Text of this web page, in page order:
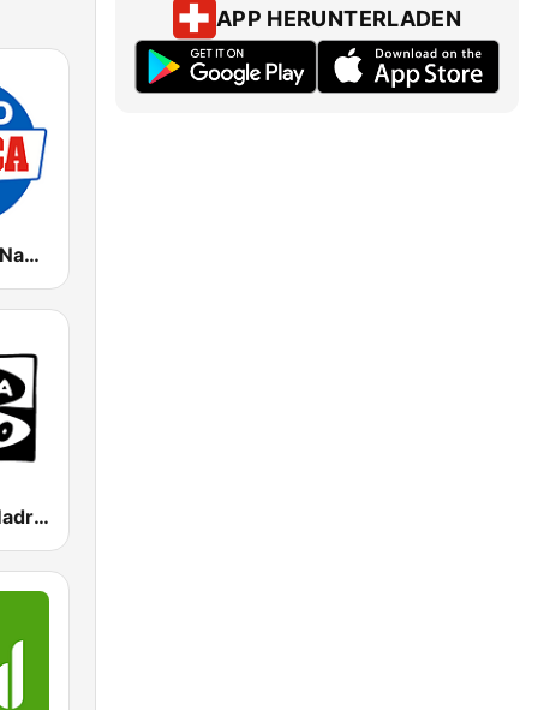
Radio Marca Nacional
Onda Cero Madrid
APP HERUNTERLADEN